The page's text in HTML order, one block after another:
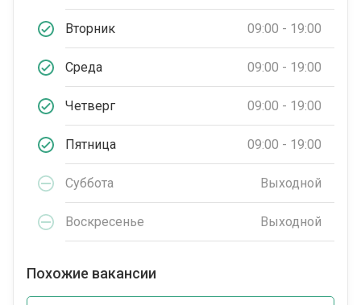
Вторник 09:00 - 19:00
Среда 09:00 - 19:00
Четверг 09:00 - 19:00
Пятница 09:00 - 19:00
Суббота Выходной
Воскресенье Выходной
Похожие вакансии